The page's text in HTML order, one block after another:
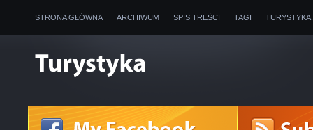
STRONA GŁÓWNA ARCHIWUM SPIS TREŚCI TAGI